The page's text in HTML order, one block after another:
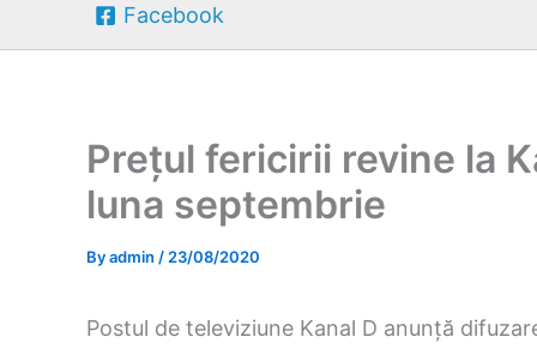
Facebook
Prețul fericirii revine la
luna septembrie
Byadmin / 23/08/2020
Postul de televiziune Kanal D anunță